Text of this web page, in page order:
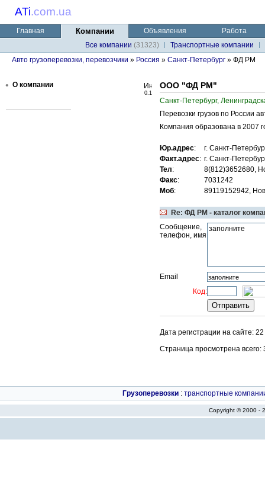
ATi.com.ua
Главная Компании Объявления
Работа
Все компании (31323)
Транспортные компании
Авто грузоперевозки, перевозчики » Россия » Санкт-Петербург » ФД РМ
• О компании
0.1
ООО "ФД РМ"
Санкт-Петербург,
Перевозки грузов по России
Компания образована в 2007
Юр.адрес:
г. Санкт-
Факт.адрес: г. Санкт-
Тел:
8(812)3652680,
Факс:
7031242
Моб: 89119152942,
Re: ФД РМ - каталог
Сообщение,
телефон, имя
Email
Код:
Дата регистрации на сайте:
Страница просмотрена всего:
Грузоперевозки : транспортные
Copyright © 2000 -